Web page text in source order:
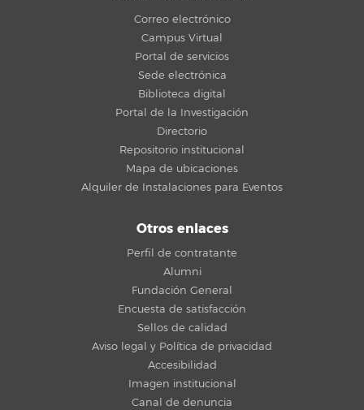
Correo electrónico
Campus Virtual
Portal de servicios
Sede electrónica
Biblioteca digital
Portal de la Investigación
Directorio
Repositorio institucional
Mapa de ubicaciones
Alquiler de Instalaciones para Eventos
Otros enlaces
Perfil de contratante
Alumni
Fundación General
Encuesta de satisfacción
Sellos de calidad
Aviso legal y Política de privacidad
Accesibilidad
Imagen institucional
Canal de denuncia